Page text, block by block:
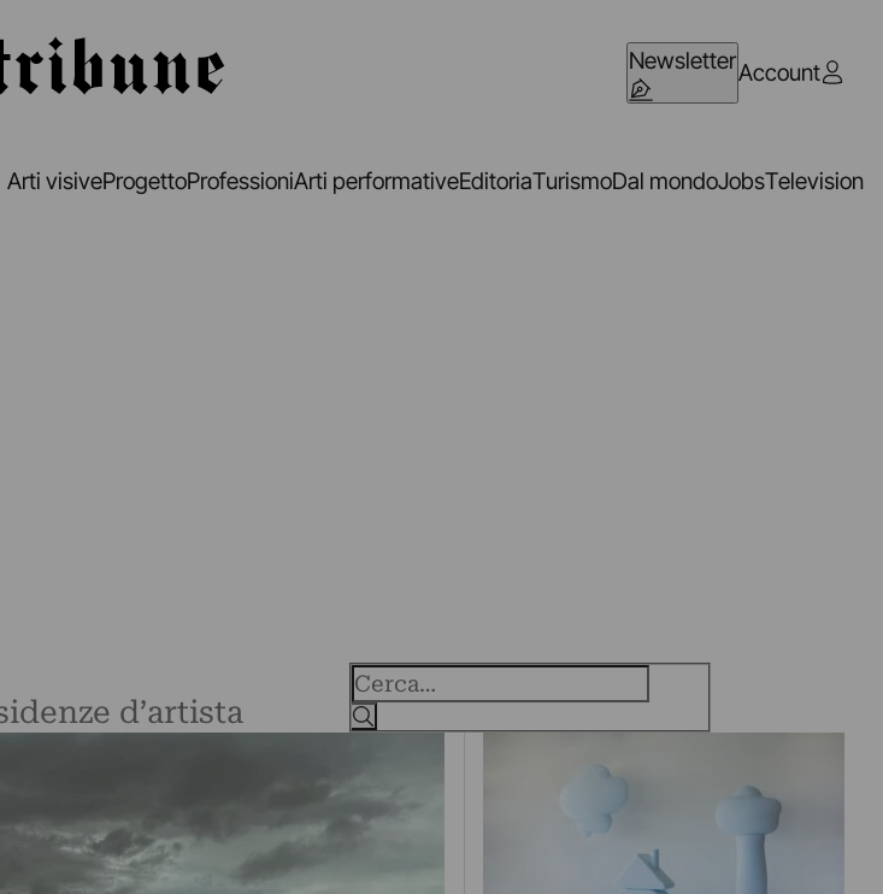
NewsletterAccount
Arti visiveProgettoProfessioniArti performativeEditoriaTurismoDal mondoJobsTelevision
d’artista